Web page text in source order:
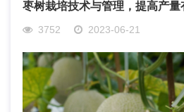
枣树栽培技术与管理，提高产
3752 2023-06-21